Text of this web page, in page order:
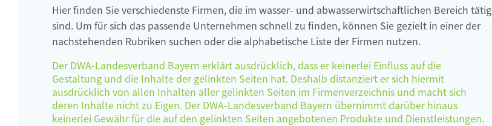
Hier finden Sie verschiedenste Firmen, die im wasser- und abwasserwirtschaftlichen Bereich tätig
sind. Um für sich das passende Unternehmen schnell zu finden, können Sie gezielt in einer der
nachstehenden Rubriken suchen oder die alphabetische Liste der Firmen nutzen.
Der DWA-Landesverband Bayern erklärt ausdrücklich, dass er keinerlei Einfluss auf die
Gestaltung und die Inhalte der gelinkten Seiten hat. Deshalb distanziert er sich hiermit
ausdrücklich von allen Inhalten aller gelinkten Seiten im Firmenverzeichnis und macht sich
deren Inhalte nicht zu Eigen. Der DWA-Landesverband Bayern übernimmt darüber hinaus
keinerlei Gewähr für die auf den gelinkten Seiten angebotenen Produkte und Dienstleistungen.